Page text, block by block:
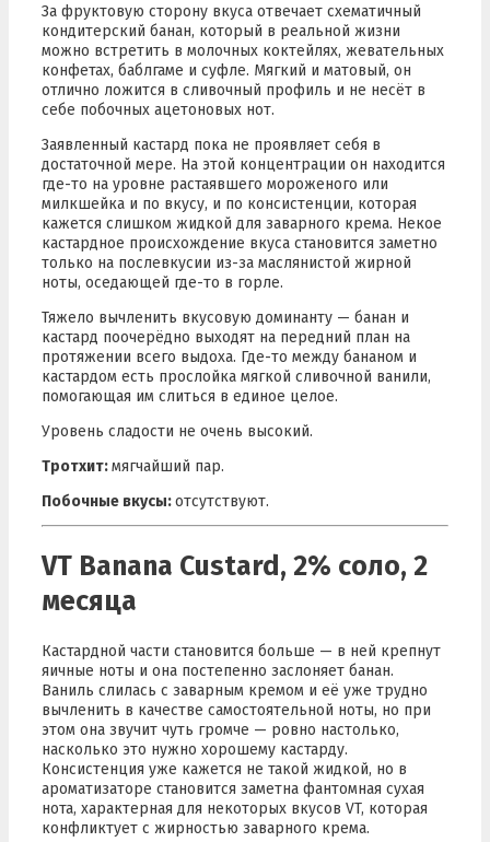
За фруктовую сторону вкуса отвечает схематичный
кондитерский банан, который в реальной жизни
можно встретить в молочных коктейлях, жевательных
конфетах, баблгаме и суфле. Мягкий и матовый, он
отлично ложится в сливочный профиль и не несёт в
себе побочных ацетоновых нот.
Заявленный кастард пока не проявляет себя в
достаточной мере. На этой концентрации он находится
где-то на уровне растаявшего мороженого или
милкшейка и по вкусу, и по консистенции, которая
кажется слишком жидкой для заварного крема. Некое
кастардное происхождение вкуса становится заметно
только на послевкусии из-за маслянистой жирной
ноты, оседающей где-то в горле.
Тяжело вычленить вкусовую доминанту — банан и
кастард поочерёдно выходят на передний план на
протяжении всего выдоха. Где-то между бананом и
кастардом есть прослойка мягкой сливочной ванили,
помогающая им слиться в единое целое.
Уровень сладости не очень высокий.
Тротхит:мягчайший пар.
Побочные вкусы:отсутствуют.
VT Banana Custard, 2% соло, 2
месяца
Кастардной части становится больше — в ней крепнут
яичные ноты и она постепенно заслоняет банан.
Ваниль слилась с заварным кремом и её уже трудно
вычленить в качестве самостоятельной ноты, но при
этом она звучит чуть громче — ровно настолько,
насколько это нужно хорошему кастарду.
Консистенция уже кажется не такой жидкой, но в
ароматизаторе становится заметна фантомная сухая
нота, характерная для некоторых вкусов VT, которая
конфликтует с жирностью заварного крема.